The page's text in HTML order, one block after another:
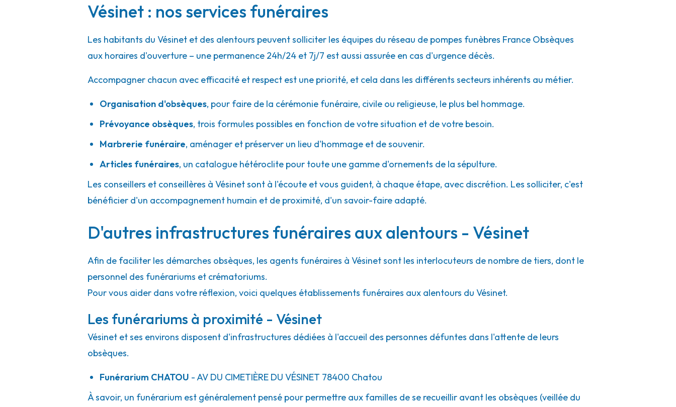
2 Boulevard Du Général Leclerc- 95100 Argenteuil
Consulter l'agence 01 30 25 09 20
A votre écoute 24h/24 7j/7
Pompes Funèbres Turpin - Herblay
11.2km
19 Ter Rue De Paris -95220 Herblay-sur-Seine
Consulter l'agence 01 39 31 49 80
A votre écoute 24h/24 7j/7
Pompes Funèbres Calas - Argenteuil - Orgemont
13.1km
47 Rue De Maully-95100 Argenteuil
A votre écoute 24h/24 7j/7
Vésinet : nos services funéraires
Les habitants du Vésinet et des alentours peuvent solliciter les équipes du réseau de pompes funèbres France Obsèques
aux horaires d'ouverture – une permanence 24h/24 et 7j/7 est aussi assurée en cas d'urgence décès.
Accompagner chacun avec efficacité et respect est une priorité, et cela dans les différents secteurs inhérents au métier.
Organisation d'obsèques, pour faire de la cérémonie funéraire, civile ou religieuse, le plus bel hommage.
Prévoyance obsèques, trois formules possibles en fonction de votre situation et de votre besoin.
Marbrerie funéraire, aménager et préserver un lieu d'hommage et de souvenir.
Articles funéraires, un catalogue hétéroclite pour toute une gamme d'ornements de la sépulture.
Les conseillers et conseillères à Vésinet sont à l'écoute et vous guident, à chaque étape, avec discrétion. Les solliciter, c'est
bénéficier d'un accompagnement humain et de proximité, d'un savoir-faire adapté.
D'autres infrastructures funéraires aux alentours - Vésinet
Afin de faciliter les démarches obsèques, les agents funéraires à Vésinet sont les interlocuteurs de nombre de tiers, dont le
personnel des funérariums et crématoriums.
Pour vous aider dans votre réflexion, voici quelques établissements funéraires aux alentours du Vésinet.
Les funérariums à proximité - Vésinet
Vésinet et ses environs disposent d'infrastructures dédiées à l'accueil des personnes défuntes dans l'attente de leurs
obsèques.
Funérarium CHATOU - AV DU CIMETIÈRE DU VÉSINET 78400 Chatou
À savoir, un funérarium est généralement pensé pour permettre aux familles de se recueillir avant les obsèques (veillée du